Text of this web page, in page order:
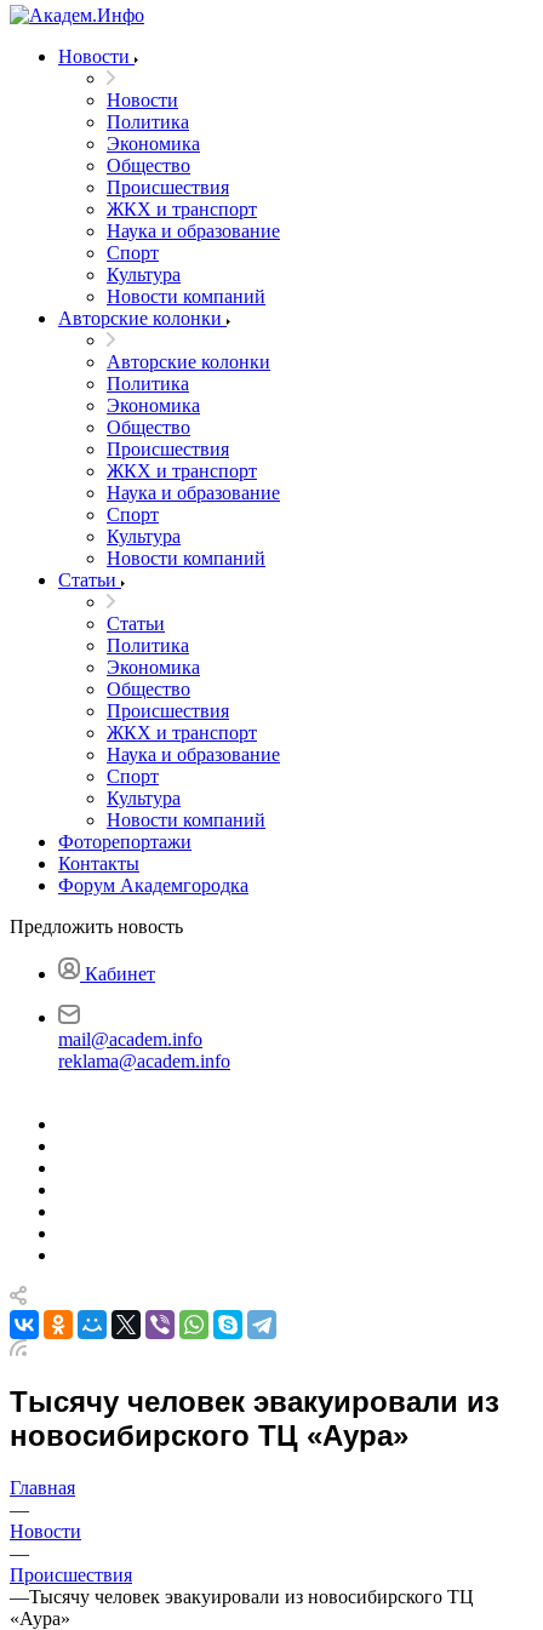
Новости
Новости
Политика
Экономика
Общество
Происшествия
ЖКХ и транспорт
Наука и образование
Спорт
Культура
Новости компаний
Авторские колонки
Авторские колонки
Политика
Экономика
Общество
Происшествия
ЖКХ и транспорт
Наука и образование
Спорт
Культура
Новости компаний
Статьи
Статьи
Политика
Экономика
Общество
Происшествия
ЖКХ и транспорт
Наука и образование
Спорт
Культура
Новости компаний
Фоторепортажи
Контакты
Форум Академгородка
Предложить новость
Кабинет
mail@academ.info
reklama@academ.info
Тысячу человек эвакуировали из
новосибирского ТЦ «Аура»
Главная
—
Новости
—
Происшествия
—Тысячу человек эвакуировали из новосибирского ТЦ
«Аура»